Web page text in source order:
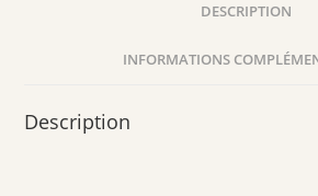
DESCRIPTION
INFORMATIONS
Description